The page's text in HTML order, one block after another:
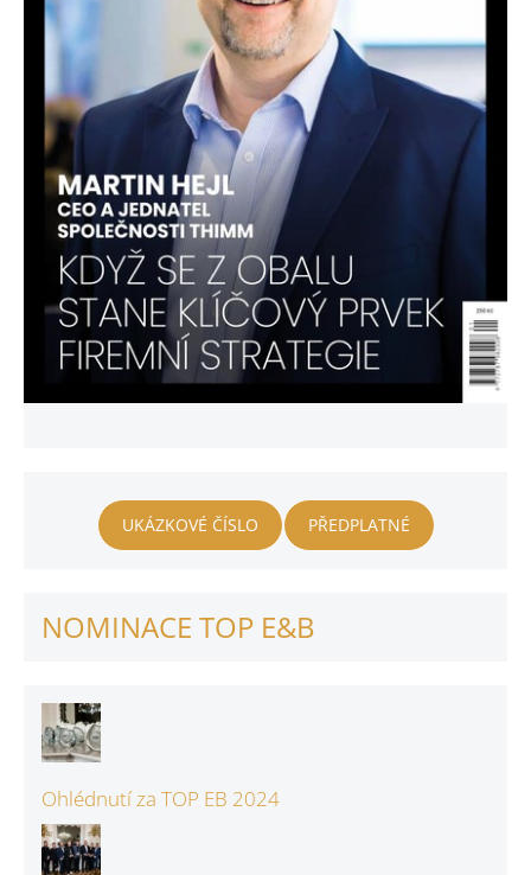
UKÁZKOVÉ ČÍSLO PŘEDPLATNÉ
NOMINACE TOP E&B
Ohlédnutí za TOP EB 2024